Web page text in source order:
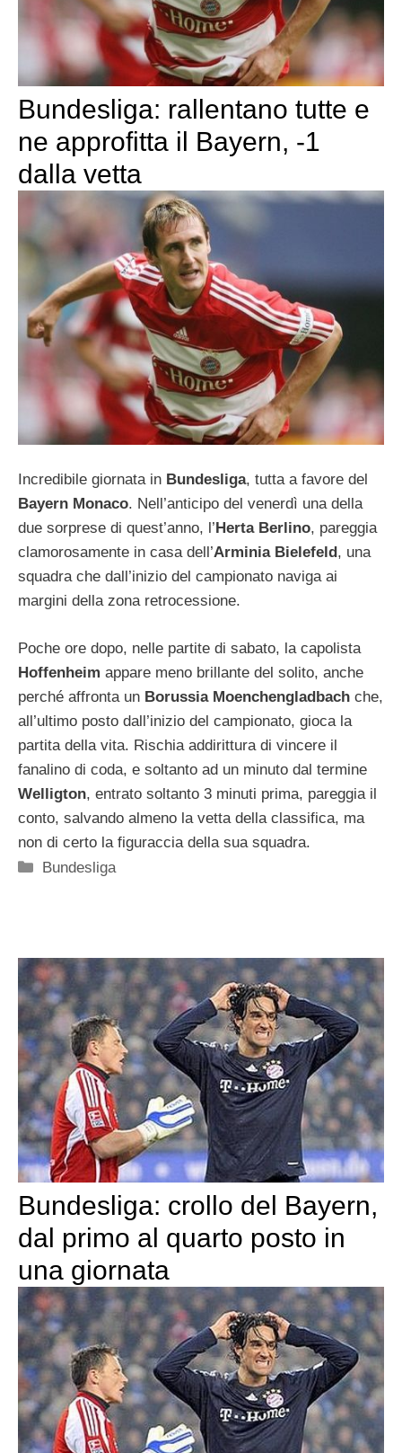
Bundesliga: rallentano tutte e
ne approfitta il Bayern, -1
dalla vetta
Incredibile giornata in Bundesliga, tutta a favore del
Bayern Monaco. Nell’anticipo del venerdì una della
due sorprese di quest’anno, l’ Herta Berlino, pareggia
clamorosamente in casa dell’Arminia Bielefeld , una
squadra che dall’inizio del campionato naviga ai
margini della zona retrocessione.
Poche ore dopo, nelle partite di sabato, la capolista
Hoffenheim appare meno brillante del solito, anche
perché affronta un Borussia Moenchengladbach che,
all’ultimo posto dall’inizio del campionato, gioca la
partita della vita. Rischia addirittura di vincere il
fanalino di coda, e soltanto ad un minuto dal termine
Welligton, entrato soltanto 3 minuti prima, pareggia il
conto, salvando almeno la vetta della classifica, ma
non di certo la figuraccia della sua squadra.
Categorie
Bundesliga
Bundesliga: crollo del Bayern,
dal primo al quarto posto in
una giornata